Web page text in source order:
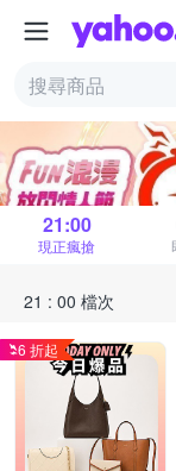
21:00
現正瘋搶
21 : 00 檔次
6 折起